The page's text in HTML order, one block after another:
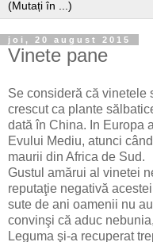
joi, 20 august 2015
Vinete pane
Se consideră că vinetele
crescut ca plante
dată în China. In Europa
Evului Mediu, atunci
maurii din Africa de Sud.
Gustul amărui al vinetei
reputaţie negativă
sute de ani oamenii nu
convinşi că aduc
Leguma şi-a recuperat